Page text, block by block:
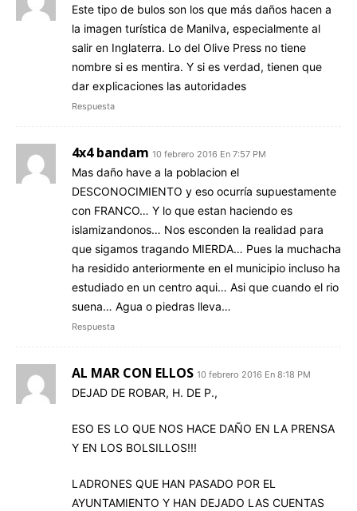
Este tipo de bulos son los que más daños hacen a
la imagen turística de Manilva, especialmente al
salir en Inglaterra. Lo del Olive Press no tiene
nombre si es mentira. Y si es verdad, tienen que
dar explicaciones las autoridades
Respuesta
4x4 bandam 10 febrero 2016 En 7:57 PM
Mas daño have a la poblacion el
DESCONOCIMIENTO y eso ocurría supuestamente
con FRANCO… Y lo que estan haciendo es
islamizandonos… Nos esconden la realidad para
que sigamos tragando MIERDA… Pues la muchacha
ha residido anteriormente en el municipio incluso ha
estudiado en un centro aqui… Asi que cuando el rio
suena… Agua o piedras lleva…
Respuesta
AL MAR CON ELLOS 10 febrero 2016 En 8:18 PM
DEJAD DE ROBAR, H. DE P.,
ESO ES LO QUE NOS HACE DAÑO EN LA PRENSA
Y EN LOS BOLSILLOS!!!
LADRONES QUE HAN PASADO POR EL
AYUNTAMIENTO Y HAN DEJADO LAS CUENTAS